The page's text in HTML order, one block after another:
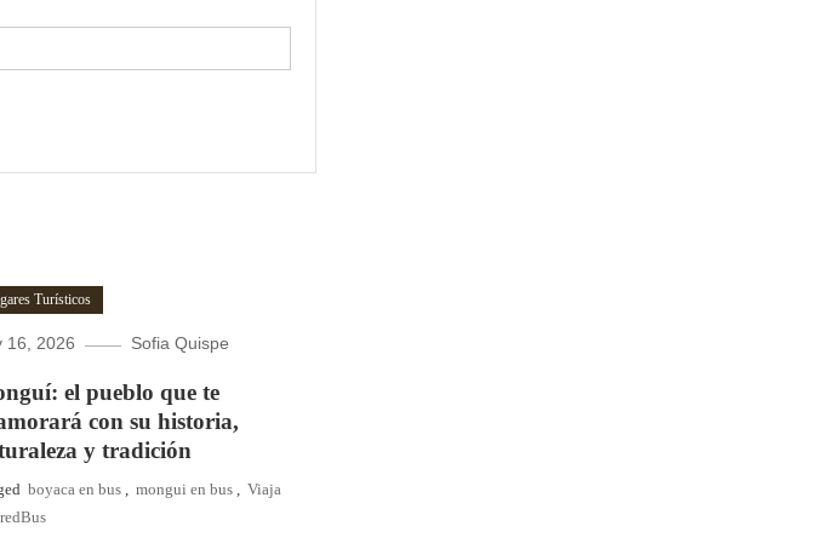
Turísticos
16, 2026 Sofia Quispe
el pueblo que te
con su historia,
y tradición
boyaca en bus , mongui en bus , Viaja